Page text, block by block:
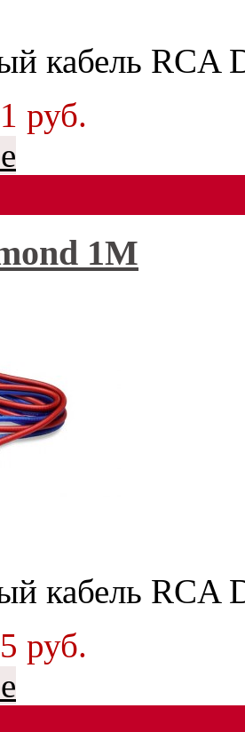
кабель RCA
руб.
1М
кабель RCA
руб.